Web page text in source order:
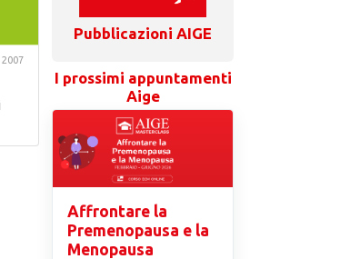
Pubblicazioni AIGE
I prossimi appuntamenti
Aige
Affrontare la
Premenopausa e la
Menopausa